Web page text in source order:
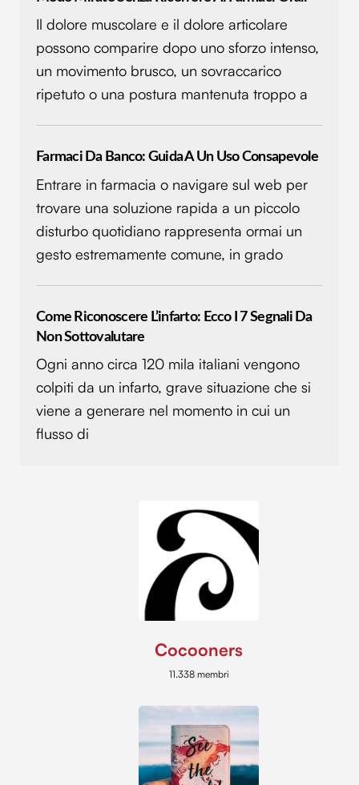
Il dolore muscolare e il dolore articolare
possono comparire dopo uno sforzo intenso,
un movimento brusco, un sovraccarico
ripetuto o una postura mantenuta troppo a
Farmaci Da Banco: Guida A Un Uso Consapevole
Entrare in farmacia o navigare sul web per
trovare una soluzione rapida a un piccolo
disturbo quotidiano rappresenta ormai un
gesto estremamente comune, in grado
Come Riconoscere L’infarto: Ecco I 7 Segnali Da
Non Sottovalutare
Ogni anno circa 120 mila italiani vengono
colpiti da un infarto, grave situazione che si
viene a generare nel momento in cui un
flusso di
Cocooners
11.338 membri